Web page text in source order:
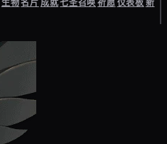
生物名片成就七圣召唤祈愿仪表板新